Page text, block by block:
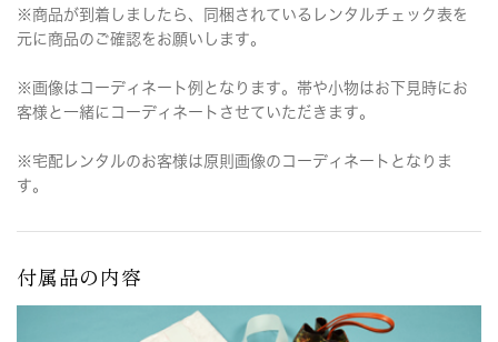
※商品が到着しましたら、同梱されているレンタルチェック表を
元に商品のご確認をお願いします。
※画像はコーディネート例となります。帯や小物はお下見時にお
客様と一緒にコーディネートさせていただきます。
※宅配レンタルのお客様は原則画像のコーディネートとなりま
す。
付属品の内容